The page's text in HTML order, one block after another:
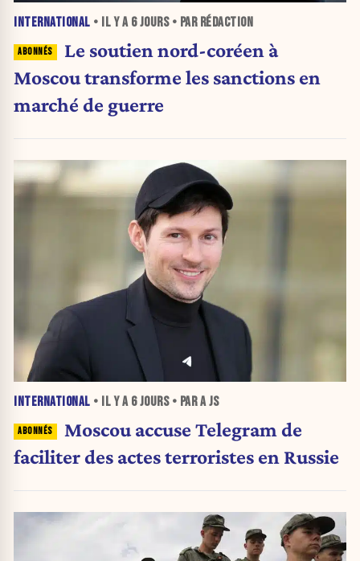
INTERNATIONAL • IL Y A 6 JOURS• PAR RÉDACTION
Le soutien nord-coréen à
Moscou transforme les sanctions en
marché de guerre
INTERNATIONAL • IL Y A 6 JOURS• PAR A JS
Moscou accuse Telegram de
faciliter des actes terroristes en Russie